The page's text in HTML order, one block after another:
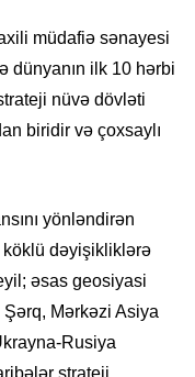
müdafiə sənayesi
dünyanın ilk 10 hərbi
nüvə dövləti
biridir və çoxsaylı
yönləndirən
köklü dəyişikliklərə
əsas geosiyasi
Mərkəzi Asiya
Rusiya
strateji